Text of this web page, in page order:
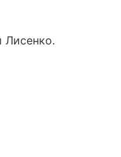
Лисенко.